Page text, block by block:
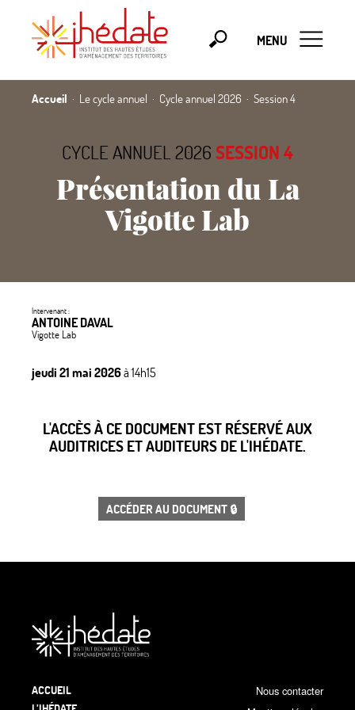
MENU
Accueil Le cycle annuel Cycle annuel 2026 Session 4
CYCLE ANNUEL 2026 SESSION 4
Présentation du La
Vigotte Lab
Intervenant :
ANTOINE DAVAL
Vigotte Lab
jeudi 21 mai 2026à 14h15
L'ACCÈS À CE DOCUMENT EST RÉSERVÉ AUX
AUDITRICES ET AUDITEURS DE L'IHÉDATE.
ACCÉDER AU DOCUMENT 🔒
ACCUEIL
Nous contacter